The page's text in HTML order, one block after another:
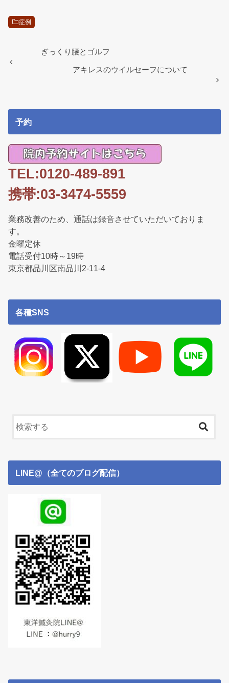
e
症例
ぎっくり腰とゴルフ
アキレスのウイルセーフについて
予約
TEL:0120-489-891
携帯:03-3474-5559
業務改善のため、通話は録音させていただいておりま
す。
金曜定休
電話受付10時～19時
東京都品川区南品川2-11-4
各種SNS
LINE@（全てのブログ配信）